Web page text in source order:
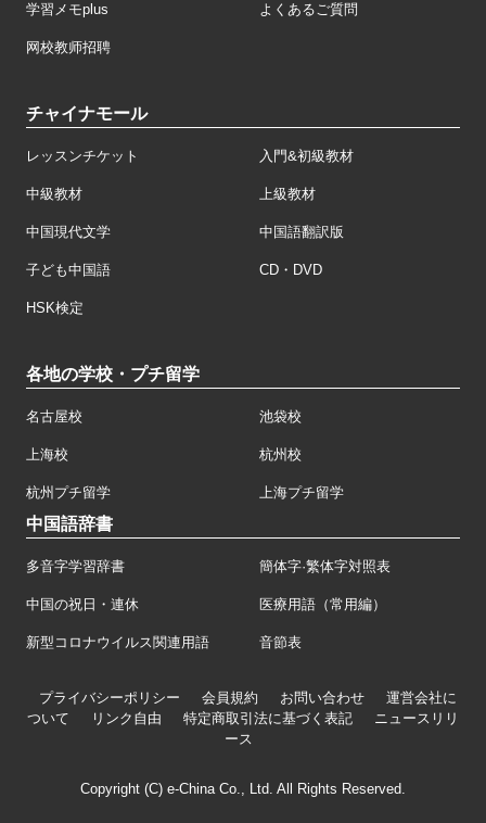
学習メモplus よくあるご質問
网校教师招聘
チャイナモール
レッスンチケット 入門&初級教材
中級教材 上級教材
中国現代文学 中国語翻訳版
子ども中国語 CD・DVD
HSK検定
各地の学校・プチ留学
名古屋校 池袋校
上海校 杭州校
杭州プチ留学 上海プチ留学
中国語辞書
多音字学習辞書 簡体字·繁体字対照表
中国の祝日・連休 医療用語（常用編）
新型コロナウイルス関連用語 音節表
プライバシーポリシー 会員規約 お問い合わせ
運営会社に
ついて
リンク自由 特定商取引法に基づく表記
ニュースリリ
ース
Copyright (C) e-China Co., Ltd. All Rights Reserved.